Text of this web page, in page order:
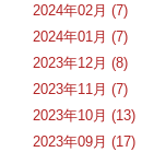
2024年02月 (7)
2024年01月 (7)
2023年12月 (8)
2023年11月 (7)
2023年10月 (13)
2023年09月 (17)